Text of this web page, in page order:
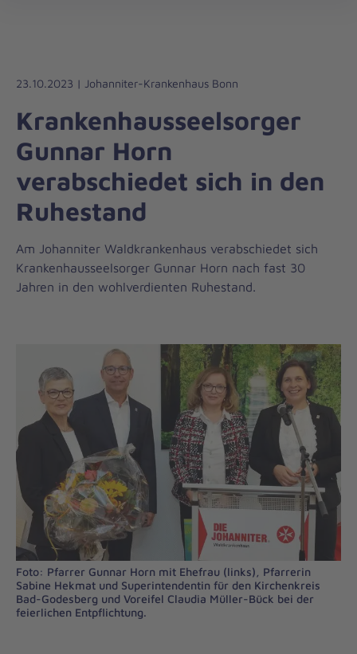
Liebe
Leben
23.10.2023 | Johanniter-Krankenhaus Bonn
Krankenhausseelsorger
Gunnar Horn
verabschiedet sich in den
Ruhestand
Am Johanniter Waldkrankenhaus verabschiedet sich
Krankenhausseelsorger Gunnar Horn nach fast 30
Jahren in den wohlverdienten Ruhestand.
Foto: Pfarrer Gunnar Horn mit Ehefrau (links), Pfarrerin
Sabine Hekmat und Superintendentin für den Kirchenkreis
Bad-Godesberg und Voreifel Claudia Müller-Bück bei der
feierlichen Entpflichtung.